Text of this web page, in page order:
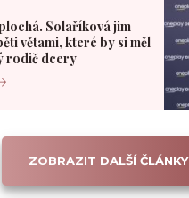
Solaříková jim
větami, které by si měl
rodič dcery
ZOBRAZIT DALŠÍ ČLÁNKY